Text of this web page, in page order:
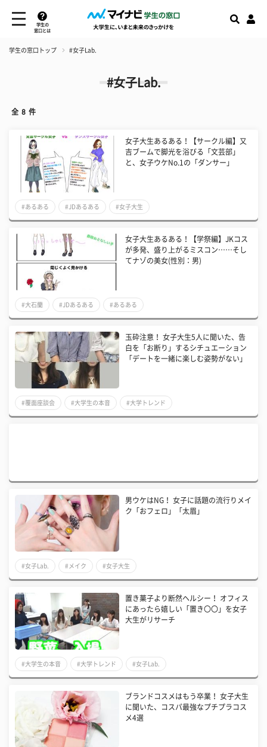
学生の
窓口とは
学生の窓口トップ #女子Lab.
#女子Lab.
全 8 件
女子大生あるある！【サークル編】又
吉ブームで脚光を浴びる「文芸部」
と、女子ウケNo.1の「ダンサー」
#あるある #JDあるある #女子大生
女子大生あるある！【学祭編】JKコス
が多発、盛り上がるミスコン……そし
てナゾの美女(性別：男)
#大石蘭 #JDあるある #あるある
玉砕注意！ 女子大生5人に聞いた、告
白を「お断り」するシチュエーション
「デートを一緒に楽しむ姿勢がない」
#覆面座談会 #大学生の本音 #大学トレンド
男ウケはNG！ 女子に話題の流行りメイ
ク「おフェロ」「太眉」
#女子Lab. #メイク #女子大生
置き菓子より断然ヘルシー！ オフィス
にあったら嬉しい「置き〇〇」を女子
大生がリサーチ
#大学生の本音 #大学トレンド #女子Lab.
​ブランドコスメはもう卒業！ 女子大生
に聞いた、コスパ最強なプチプラコス
メ4選